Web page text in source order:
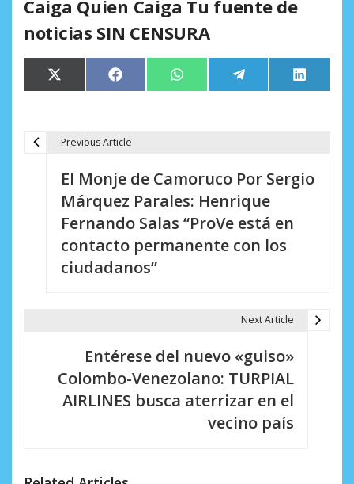
Caiga Quien Caiga Tu fuente de
noticias SIN CENSURA
Compartir
en
X
(Twitter)
Compartir
en
Facebook Compartir
en
WhatsApp Compartir
en
Telegram
en
LinkedIn
Previous Article
El Monje de Camoruco Por Sergio
Márquez Parales: Henrique
Fernando Salas “ProVe está en
contacto permanente con los
ciudadanos”
Next Article
Entérese del nuevo «guiso»
Colombo-Venezolano: TURPIAL
AIRLINES busca aterrizar en el
vecino país